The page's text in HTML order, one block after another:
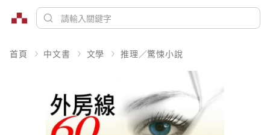
首頁 中文書 文學 推理／驚悚小說